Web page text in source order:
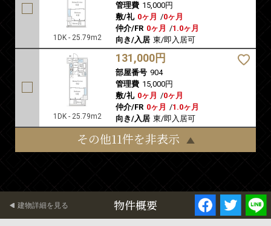
1DK - 25.79m2
管理費 15,000円
敷/礼 0ヶ月 /0ヶ月
仲介/FR 0ヶ月 /1.0ヶ月
向き/入居 東/即入居可
1DK - 25.79m2
131,000円
部屋番号 904
管理費 15,000円
敷/礼 0ヶ月 /0ヶ月
仲介/FR 0ヶ月 /1.0ヶ月
向き/入居 東/即入居可
その他11件を非表示
物件概要
建物詳細を見る